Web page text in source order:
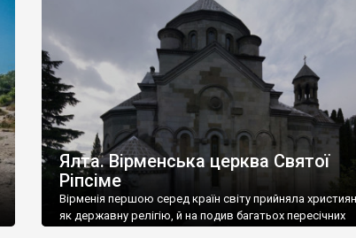
називаються «повстяками» (postaki)…” “Вино. Крим
виробляє відмінне вино і його вдосталь: воно все
легке біле і дуже […]
Ялта. Вірменська церква Святої
Ріпсіме
Вірменія першою серед країн світу прийняла
як державну релігію, й на подив багатьох пересічних